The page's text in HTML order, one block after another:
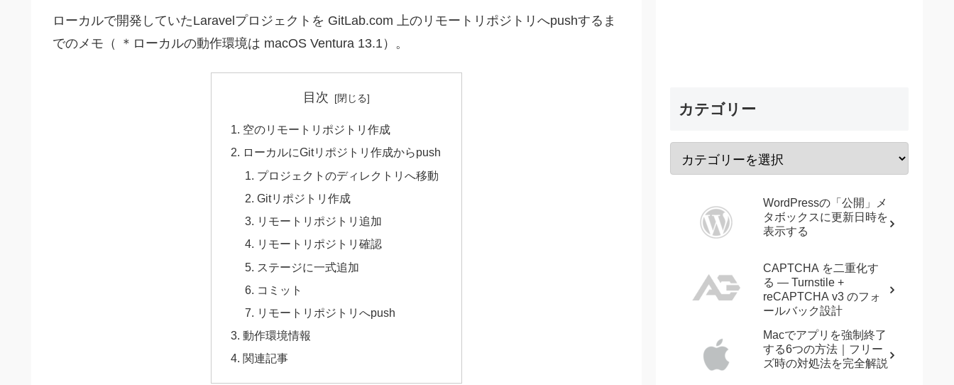
ローカルで開発していたLaravelプロジェクトを GitLab.com 上のリモートリポジトリへpushするま
でのメモ（ ＊ローカルの動作環境は macOS Ventura 13.1）。
目次
空のリモートリポジトリ作成
ローカルにGitリポジトリ作成からpush
プロジェクトのディレクトリへ移動
Gitリポジトリ作成
リモートリポジトリ追加
リモートリポジトリ確認
ステージに一式追加
コミット
リモートリポジトリへpush
動作環境情報
関連記事
カテゴリー
WordPressの「公開」メ
タボックスに更新日時を
表示する
CAPTCHA を二重化す
る — Turnstile +
reCAPTCHA v3 のフォ
ールバック設計
Macでアプリを強制終了
する6つの方法｜フリー
ズ時の対処法を完全解説